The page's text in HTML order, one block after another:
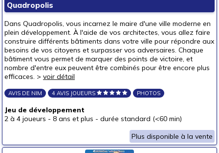
Quadropolis
Dans Quadropolis, vous incarnez le maire d'une ville moderne en
plein développement. À l'aide de vos architectes, vous allez faire
construire différents bâtiments dans votre ville pour répondre aux
besoins de vos citoyens et surpasser vos adversaires. Chaque
bâtiment vous permet de marquer des points de victoire, et
nombre d'entre eux peuvent être combinés pour être encore plus
efficaces. > voir détail
AVIS DE NIM 4 AVIS JOUEURS PHOTOS
Jeu de développement
2 à 4 joueurs - 8 ans et plus - durée standard (<60 min)
Plus disponible à la vente